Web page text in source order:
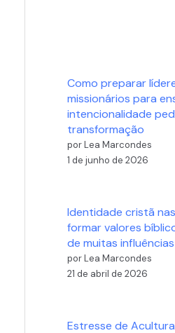
Como preparar
missionários para
intencionalidade
transformação
por Lea Marcondes
1 de junho de 2026
Identidade cristã
formar valores
de muitas influências
por Lea Marcondes
21 de abril de 2026
Estresse de